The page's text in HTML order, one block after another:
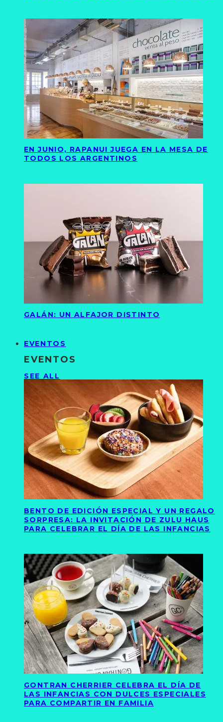
EN JUNIO, RAPANUI JUEGA EN LA MESA DE
TODOS LOS ARGENTINOS
GALÁN: UN ALFAJOR DISTINTO
EVENTOS
EVENTOS
SEE ALL
BENTO DE EDICIÓN ESPECIAL Y UN REGALO
SORPRESA: LA INVITACIÓN DE ZULU HAUS
PARA CELEBRAR EL DÍA DE LAS INFANCIAS
GONTRAN CHERRIER CELEBRA EL DÍA DE
LAS INFANCIAS CON DULCES ESPECIALES
PARA COMPARTIR EN FAMILIA